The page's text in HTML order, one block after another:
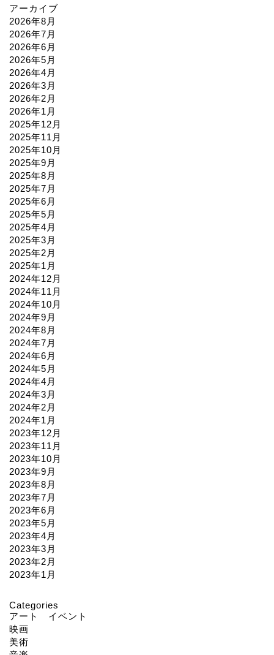
アーカイブ
2026年8月
2026年7月
2026年6月
2026年5月
2026年4月
2026年3月
2026年2月
2026年1月
2025年12月
2025年11月
2025年10月
2025年9月
2025年8月
2025年7月
2025年6月
2025年5月
2025年4月
2025年3月
2025年2月
2025年1月
2024年12月
2024年11月
2024年10月
2024年9月
2024年8月
2024年7月
2024年6月
2024年5月
2024年4月
2024年3月
2024年2月
2024年1月
2023年12月
2023年11月
2023年10月
2023年9月
2023年8月
2023年7月
2023年6月
2023年5月
2023年4月
2023年3月
2023年2月
2023年1月
Categories
アート イベント
映画
美術